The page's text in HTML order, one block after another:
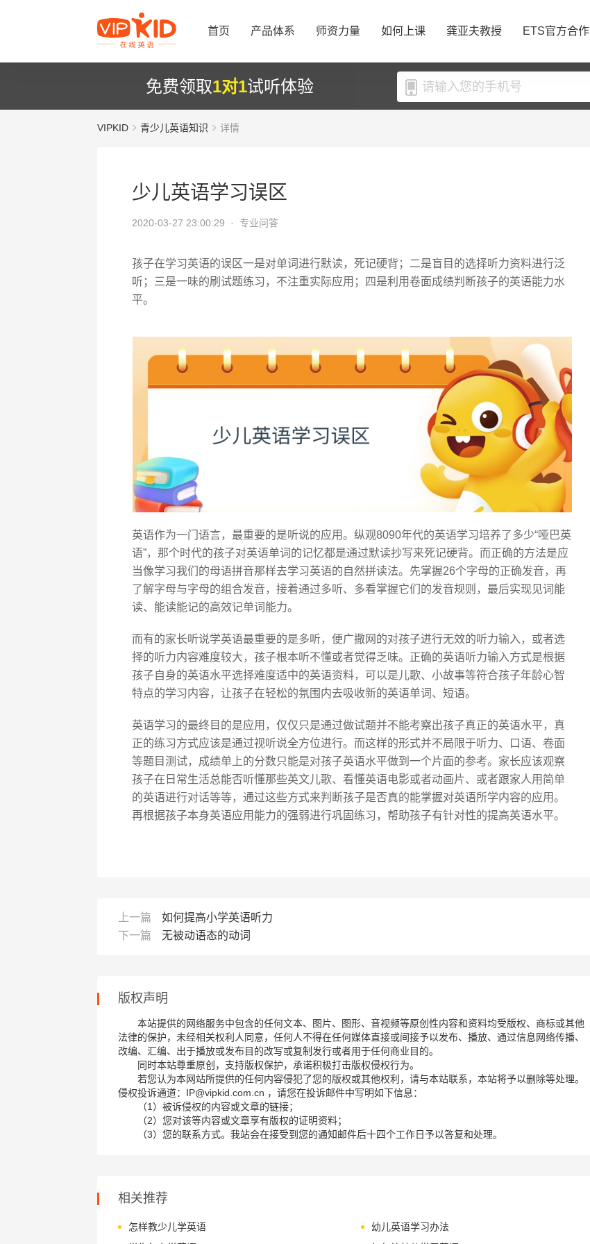
首页 产品体系 师资力量 如何上课 龚亚夫教授 ETS官方合作
免费领取1对1试听体验
VIPKID 青少儿英语知识 详情
少儿英语学习误区
2020-03-27 23:00:29 · 专业问答
孩子在学习英语的误区一是对单词进行默读，死记硬背；二是盲目的选择听力资料进行泛
听；三是一味的刷试题练习，不注重实际应用；四是利用卷面成绩判断孩子的英语能力水
平。
英语作为一门语言，最重要的是听说的应用。纵观8090年代的英语学习培养了多少“哑巴英
语”，那个时代的孩子对英语单词的记忆都是通过默读抄写来死记硬背。而正确的方法是应
当像学习我们的母语拼音那样去学习英语的自然拼读法。先掌握26个字母的正确发音，再
了解字母与字母的组合发音，接着通过多听、多看掌握它们的发音规则，最后实现见词能
读、能读能记的高效记单词能力。
而有的家长听说学英语最重要的是多听，便广撒网的对孩子进行无效的听力输入，或者选
择的听力内容难度较大，孩子根本听不懂或者觉得乏味。正确的英语听力输入方式是根据
孩子自身的英语水平选择难度适中的英语资料，可以是儿歌、小故事等符合孩子年龄心智
特点的学习内容，让孩子在轻松的氛围内去吸收新的英语单词、短语。
英语学习的最终目的是应用，仅仅只是通过做试题并不能考察出孩子真正的英语水平，真
正的练习方式应该是通过视听说全方位进行。而这样的形式并不局限于听力、口语、卷面
等题目测试，成绩单上的分数只能是对孩子英语水平做到一个片面的参考。家长应该观察
孩子在日常生活总能否听懂那些英文儿歌、看懂英语电影或者动画片、或者跟家人用简单
的英语进行对话等等，通过这些方式来判断孩子是否真的能掌握对英语所学内容的应用。
再根据孩子本身英语应用能力的强弱进行巩固练习，帮助孩子有针对性的提高英语水平。
上一篇
如何提高小学英语听力
下一篇
无被动语态的动词
版权声明
本站提供的网络服务中包含的任何文本、图片、图形、音视频等原创性内容和资料均受版权、商标或其他
法律的保护，未经相关权利人同意，任何人不得在任何媒体直接或间接予以发布、播放、通过信息网络传播、
改编、汇编、出于播放或发布目的改写或复制发行或者用于任何商业目的。
同时本站尊重原创，支持版权保护，承诺积极打击版权侵权行为。
若您认为本网站所提供的任何内容侵犯了您的版权或其他权利，请与本站联系，本站将予以删除等处理。
侵权投诉通道：IP@vipkid.com.cn ，请您在投诉邮件中写明如下信息：
（1）被诉侵权的内容或文章的链接；
（2）您对该等内容或文章享有版权的证明资料；
（3）您的联系方式。我站会在接受到您的通知邮件后十四个工作日予以答复和处理。
相关推荐
怎样教少儿学英语
幼儿英语学习办法